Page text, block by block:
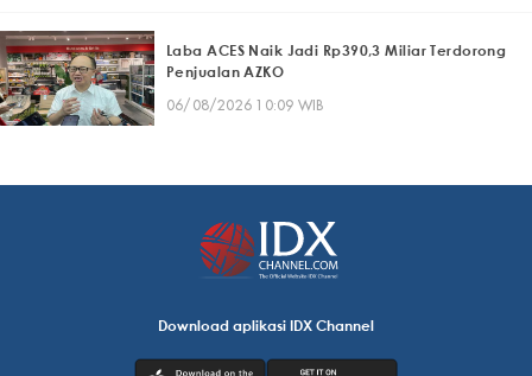
Laba ACES Naik Jadi Rp390,3 Miliar Terdorong
Penjualan AZKO
06/08/2026 10:09 WIB
Download aplikasi IDX Channel